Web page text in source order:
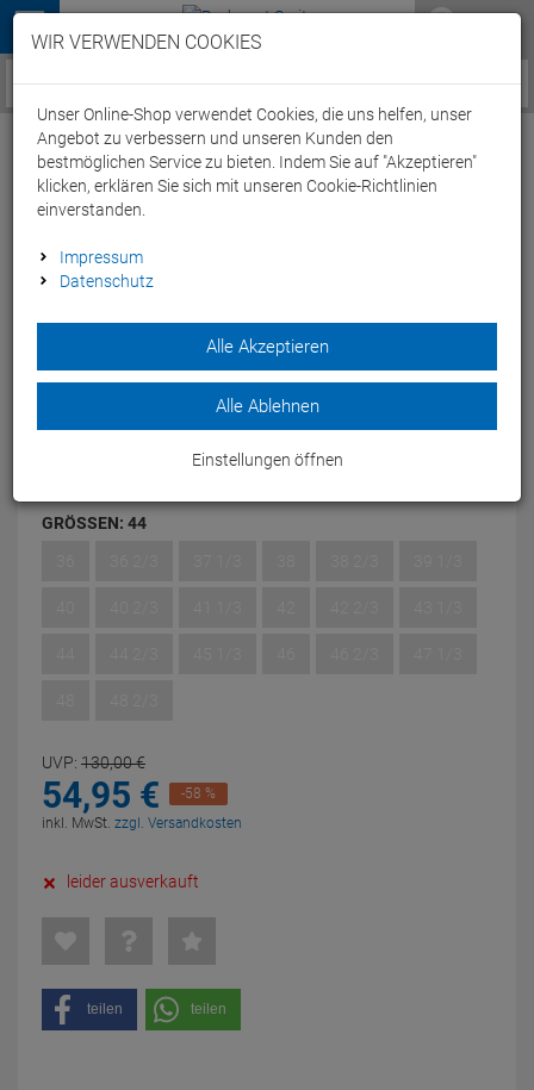
Menü
Service / Hilfe
Mavic Tri Race Triathlon Schuh - 44
white/black
Unschlagbares Preis/Leistungs-Verhältnis.
GRÖSSEN: 44
UVP: 130,00€
54,95 €
-58 %
inkl. MwSt. zzgl. Versandkosten
leider ausverkauft
teilen teilen
WIR VERWENDEN COOKIES
Unser Online-Shop verwendet Cookies, die uns helfen, unser
Angebot zu verbessern und unseren Kunden den
bestmöglichen Service zu bieten. Indem Sie auf "Akzeptieren"
klicken, erklären Sie sich mit unseren Cookie-Richtlinien
einverstanden.
Impressum
Datenschutz
Alle Akzeptieren
Alle Ablehnen
Einstellungen öffnen